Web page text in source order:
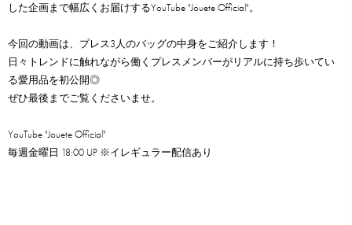
した企画まで幅広くお届けするYouTube "Jouete Official"。
今回の動画は、プレス3人のバッグの中身をご紹介します！
日々トレンドに触れながら働くプレスメンバーがリアルに持ち歩いてい
る愛用品を初公開◎
ぜひ最後までご覧くださいませ。
YouTube"Jouete Official"
毎週金曜日 18:00 UP ※イレギュラー配信あり